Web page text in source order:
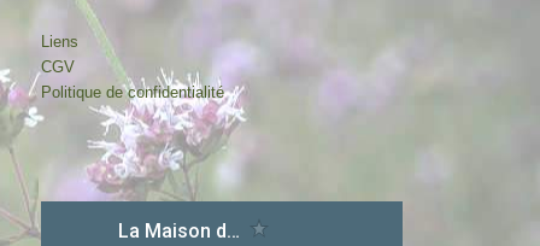
Liens
CGV
Politique de confidentialité